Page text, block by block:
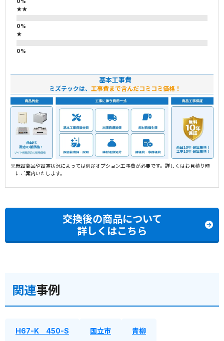
★★
★
基本工事費
ミズテックは、 工事費まで含んだコミコミ価格！
※既設商品や設置状況によっては別途オプション工事費が必要です。詳しくはお見積り時
にご案内いたします。
交換後の商品について
詳しくはこちら
関連事例
H67-K 450-S 国立市 青柳